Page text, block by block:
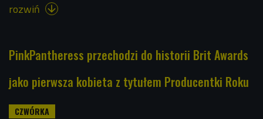
rozwiń 
PinkPantheress przechodzi do historii Brit Awards
jako pierwsza kobieta z tytułem Producentki Roku